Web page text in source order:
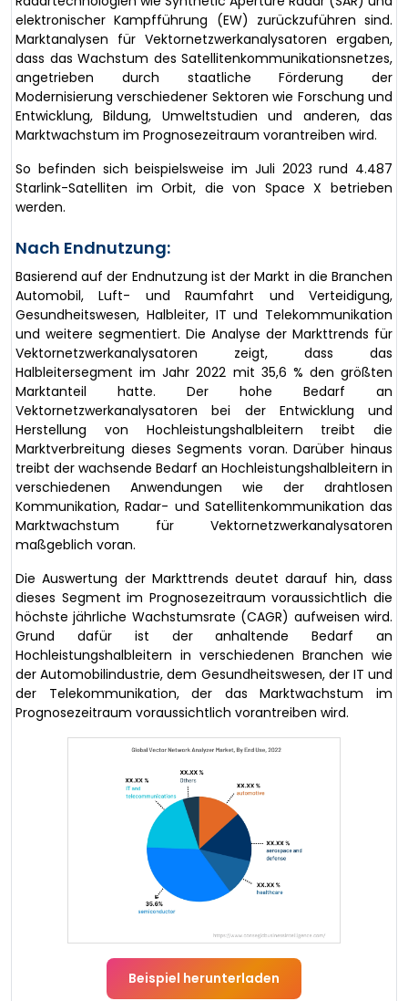
elektronischer Kampfführung (EW) zurückzuführen sind.
Marktanalysen für Vektornetzwerkanalysatoren ergaben,
dass das Wachstum des Satellitenkommunikationsnetzes,
angetrieben durch staatliche Förderung der
Modernisierung verschiedener Sektoren wie Forschung und
Entwicklung, Bildung, Umweltstudien und anderen, das
Marktwachstum im Prognosezeitraum vorantreiben wird.
So befinden sich beispielsweise im Juli 2023 rund 4.487
Starlink-Satelliten im Orbit, die von Space X betrieben
werden.
Nach Endnutzung:
Basierend auf der Endnutzung ist der Markt in die Branchen
Automobil, Luft- und Raumfahrt und Verteidigung,
Gesundheitswesen, Halbleiter, IT und Telekommunikation
und weitere segmentiert. Die Analyse der Markttrends für
Vektornetzwerkanalysatoren zeigt, dass das
Halbleitersegment im Jahr 2022 mit 35,6 % den größten
Marktanteil hatte. Der hohe Bedarf an
Vektornetzwerkanalysatoren bei der Entwicklung und
Herstellung von Hochleistungshalbleitern treibt die
Marktverbreitung dieses Segments voran. Darüber hinaus
treibt der wachsende Bedarf an Hochleistungshalbleitern in
verschiedenen Anwendungen wie der drahtlosen
Kommunikation, Radar- und Satellitenkommunikation das
Marktwachstum für Vektornetzwerkanalysatoren
maßgeblich voran.
Die Auswertung der Markttrends deutet darauf hin, dass
dieses Segment im Prognosezeitraum voraussichtlich die
höchste jährliche Wachstumsrate (CAGR) aufweisen wird.
Grund dafür ist der anhaltende Bedarf an
Hochleistungshalbleitern in verschiedenen Branchen wie
der Automobilindustrie, dem Gesundheitswesen, der IT und
der Telekommunikation, der das Marktwachstum im
Prognosezeitraum voraussichtlich vorantreiben wird.
Beispiel herunterladen